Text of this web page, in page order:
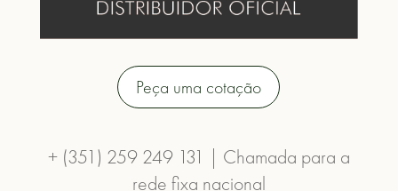
Peça uma cotação
+ (351) 259 249 131 | Chamada para a
rede fixa nacional